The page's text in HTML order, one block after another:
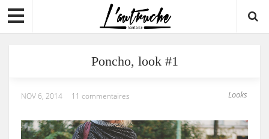
Poncho, look #1
Looks
NOV 6, 2014 11 commentaires